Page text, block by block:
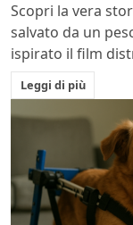
Scopri la vera
salvato da un
ispirato il film
Leggi di più